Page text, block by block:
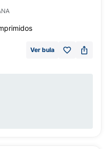
Ver bula